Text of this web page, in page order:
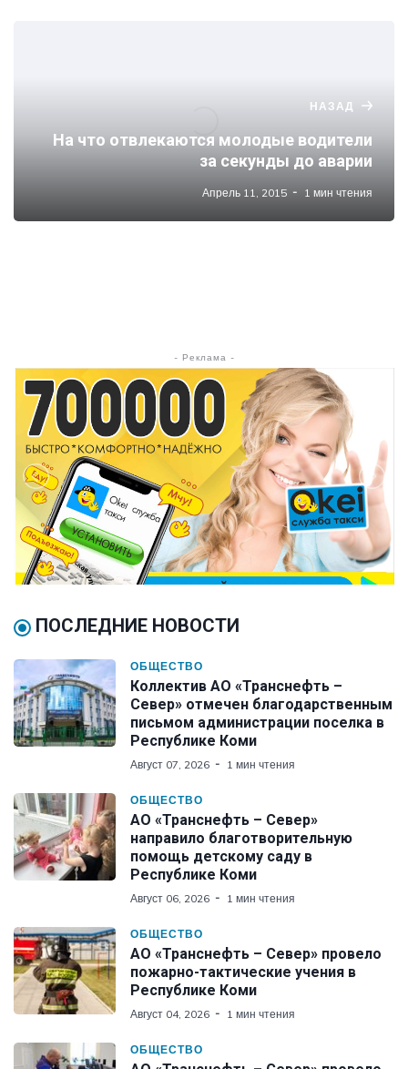
НАЗАД
На что отвлекаются молодые водители
за секунды до аварии
Апрель 11, 2015 1 мин чтения
- Реклама -
ПОСЛЕДНИЕ НОВОСТИ
ОБЩЕСТВО
Коллектив АО «Транснефть –
Север» отмечен благодарственным
письмом администрации поселка в
Республике Коми
Август 07, 2026 1 мин чтения
ОБЩЕСТВО
АО «Транснефть – Север»
направило благотворительную
помощь детскому саду в
Республике Коми
Август 06, 2026 1 мин чтения
ОБЩЕСТВО
АО «Транснефть – Север» провело
пожарно-тактические учения в
Республике Коми
Август 04, 2026 1 мин чтения
ОБЩЕСТВО